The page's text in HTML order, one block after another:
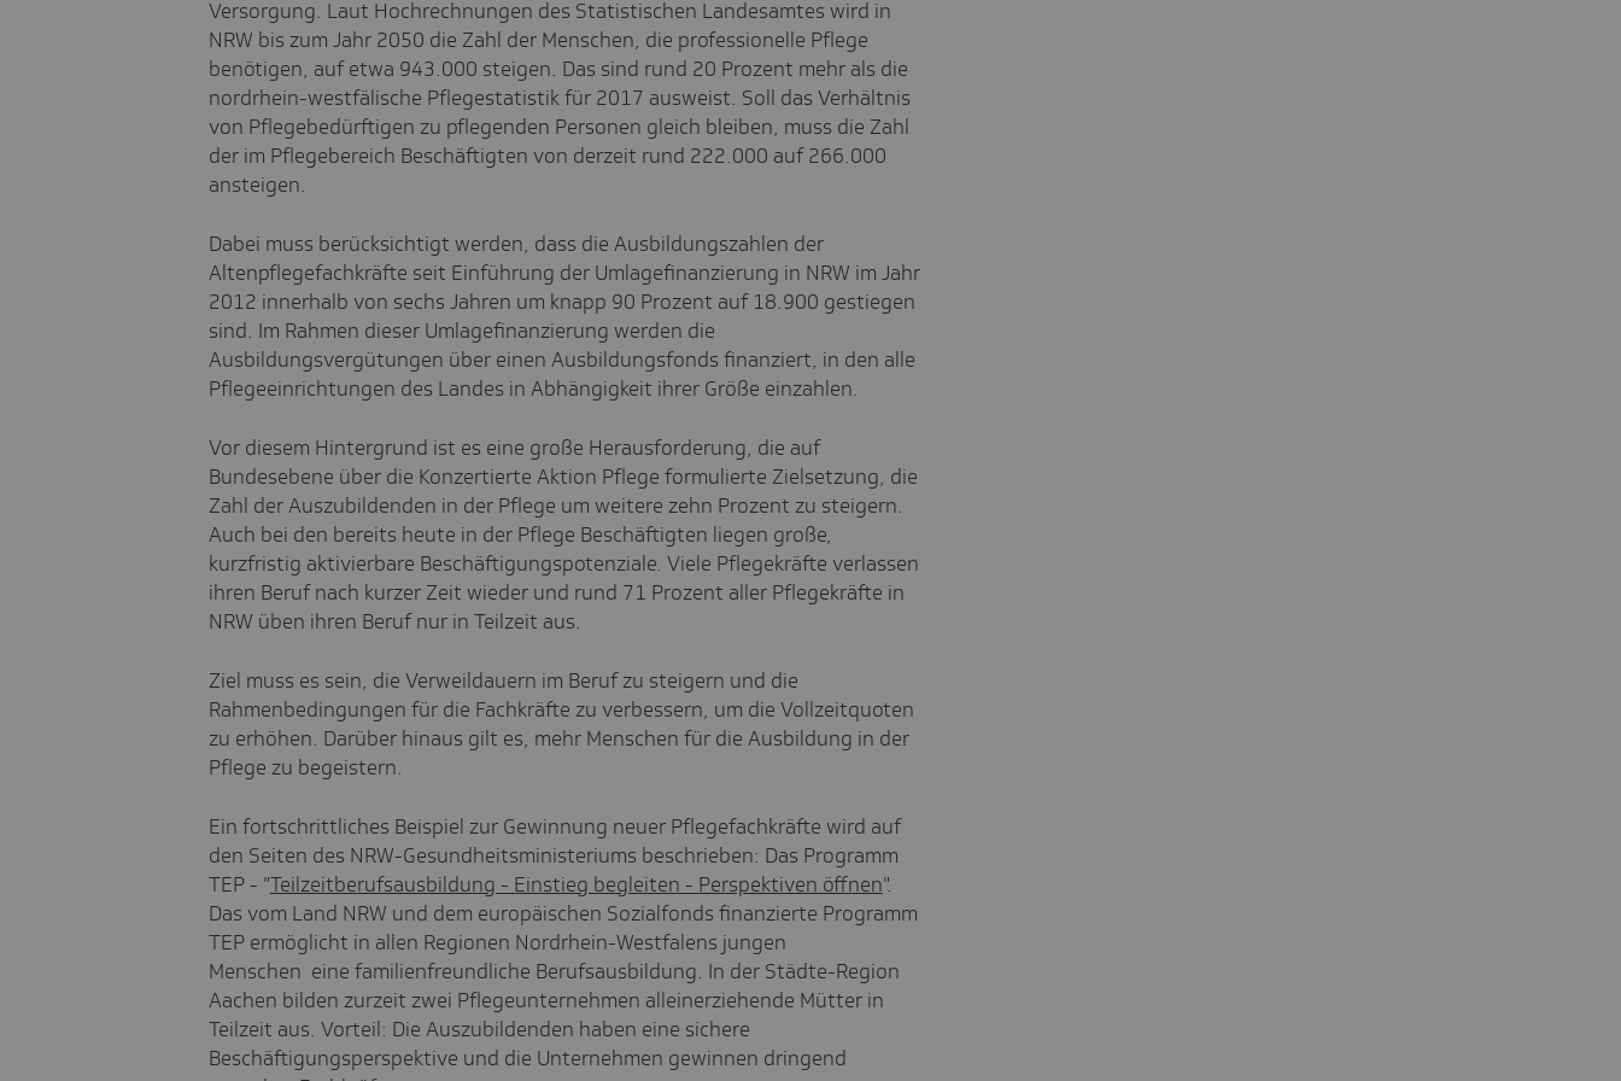
Versorgung. Laut Hochrechnungen des Statistischen Landesamtes wird in
NRW bis zum Jahr 2050 die Zahl der Menschen, die professionelle Pflege
benötigen, auf etwa 943.000 steigen. Das sind rund 20 Prozent mehr als die
nordrhein-westfälische Pflegestatistik für 2017 ausweist. Soll das Verhältnis
von Pflegebedürftigen zu pflegenden Personen gleich bleiben, muss die Zahl
der im Pflegebereich Beschäftigten von derzeit rund 222.000 auf 266.000
ansteigen.
Dabei muss berücksichtigt werden, dass die Ausbildungszahlen der
Altenpflegefachkräfte seit Einführung der Umlagefinanzierung in NRW im Jahr
2012 innerhalb von sechs Jahren um knapp 90 Prozent auf 18.900 gestiegen
sind. Im Rahmen dieser Umlagefinanzierung werden die
Ausbildungsvergütungen über einen Ausbildungsfonds finanziert, in den alle
Pflegeeinrichtungen des Landes in Abhängigkeit ihrer Größe einzahlen.
Vor diesem Hintergrund ist es eine große Herausforderung, die auf
Bundesebene über die Konzertierte Aktion Pflege formulierte Zielsetzung, die
Zahl der Auszubildenden in der Pflege um weitere zehn Prozent zu steigern.
Auch bei den bereits heute in der Pflege Beschäftigten liegen große,
kurzfristig aktivierbare Beschäftigungspotenziale. Viele Pflegekräfte verlassen
ihren Beruf nach kurzer Zeit wieder und rund 71 Prozent aller Pflegekräfte in
NRW üben ihren Beruf nur in Teilzeit aus.
Ziel muss es sein, die Verweildauern im Beruf zu steigern und die
Rahmenbedingungen für die Fachkräfte zu verbessern, um die Vollzeitquoten
zu erhöhen. Darüber hinaus gilt es, mehr Menschen für die Ausbildung in der
Pflege zu begeistern.
Ein fortschrittliches Beispiel zur Gewinnung neuer Pflegefachkräfte wird auf
den Seiten des NRW-Gesundheitsministeriums beschrieben: Das Programm
TEP - "Teilzeitberufsausbildung - Einstieg begleiten - Perspektiven öffnen".
Das vom Land NRW und dem europäischen Sozialfonds finanzierte Programm
TEP ermöglicht in allen Regionen Nordrhein-Westfalens jungen
Menschen eine familienfreundliche Berufsausbildung. In der Städte-Region
Aachen bilden zurzeit zwei Pflegeunternehmen alleinerziehende Mütter in
Teilzeit aus. Vorteil: Die Auszubildenden haben eine sichere
Beschäftigungsperspektive und die Unternehmen gewinnen dringend